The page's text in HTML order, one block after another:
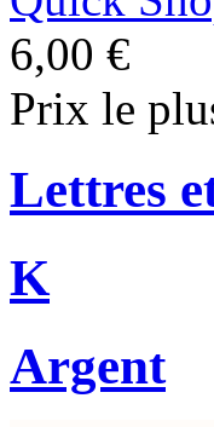
6,00 €
Prix le
Lettres
K
Argent